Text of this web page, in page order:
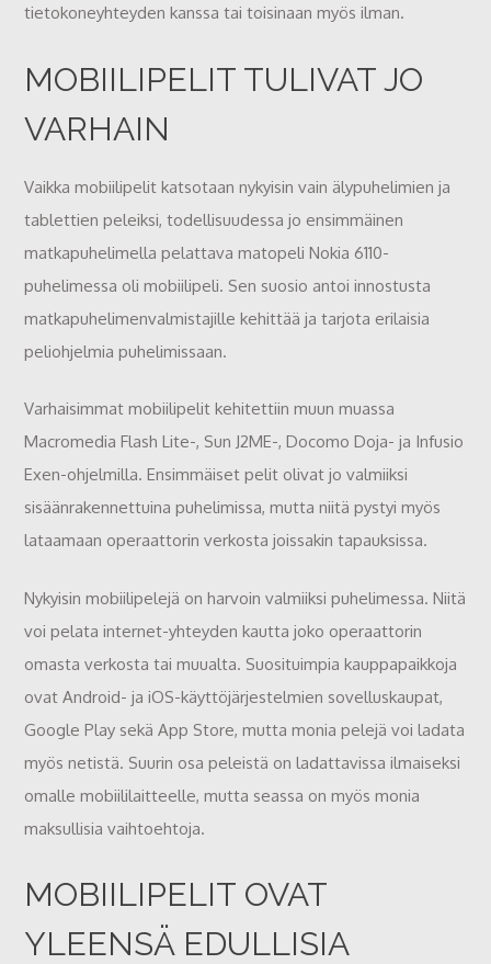
tietokoneyhteyden kanssa tai toisinaan myös ilman.
MOBIILIPELIT TULIVAT JO
VARHAIN
Vaikka mobiilipelit katsotaan nykyisin vain älypuhelimien ja
tablettien peleiksi, todellisuudessa jo ensimmäinen
matkapuhelimella pelattava matopeli Nokia 6110-
puhelimessa oli mobiilipeli. Sen suosio antoi innostusta
matkapuhelimenvalmistajille kehittää ja tarjota erilaisia
peliohjelmia puhelimissaan.
Varhaisimmat mobiilipelit kehitettiin muun muassa
Macromedia Flash Lite-, Sun J2ME-, Docomo Doja- ja Infusio
Exen-ohjelmilla. Ensimmäiset pelit olivat jo valmiiksi
sisäänrakennettuina puhelimissa, mutta niitä pystyi myös
lataamaan operaattorin verkosta joissakin tapauksissa.
Nykyisin mobiilipelejä on harvoin valmiiksi puhelimessa. Niitä
voi pelata internet-yhteyden kautta joko operaattorin
omasta verkosta tai muualta. Suosituimpia kauppapaikkoja
ovat Android- ja iOS-käyttöjärjestelmien sovelluskaupat,
Google Play sekä App Store, mutta monia pelejä voi ladata
myös netistä. Suurin osa peleistä on ladattavissa ilmaiseksi
omalle mobiililaitteelle, mutta seassa on myös monia
maksullisia vaihtoehtoja.
MOBIILIPELIT OVAT
YLEENSÄ EDULLISIA